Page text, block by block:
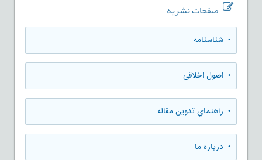
صفحات نشریه
• شناسنامه
• اصول اخلاقی
• راهنماي تدوين مقاله
• درباره ما